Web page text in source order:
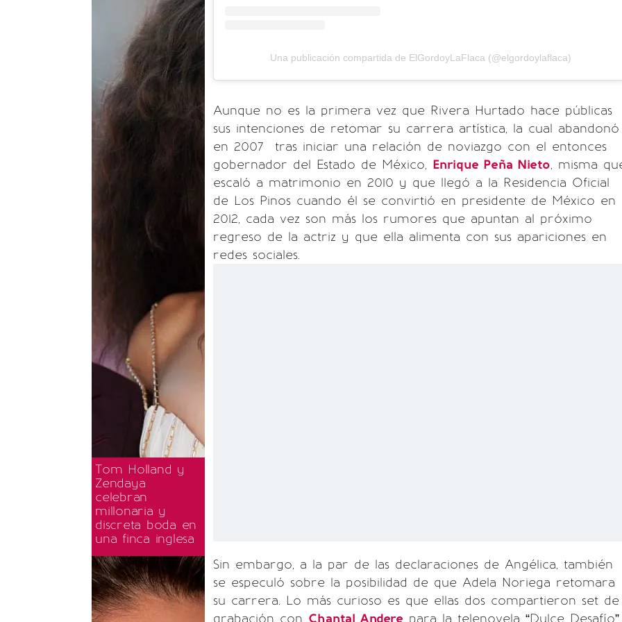
Tom Holland y
Zendaya
celebran
millonaria y
discreta boda en
una finca inglesa
Una publicación compartida de ElGordoyLaFlaca (@elgordoylaflaca)
Aunque no es la primera vez que Rivera Hurtado hace públicas
sus intenciones de retomar su carrera artística, la cual abandonó
en 2007 tras iniciar una relación de noviazgo con el entonces
gobernador del Estado de México, Enrique Peña Nieto, misma
escaló a matrimonio en 2010 y que llegó a la Residencia Oficial
de Los Pinos cuando él se convirtió en presidente de México en
2012, cada vez son más los rumores que apuntan al próximo
regreso de la actriz y que ella alimenta con sus apariciones en
redes sociales.
Sin embargo, a la par de las declaraciones de Angélica, también
se especuló sobre la posibilidad de que Adela Noriega retomara
su carrera. Lo más curioso es que ellas dos compartieron set de
grabación con Chantal Andere para la telenovela “Dulce Desafío”